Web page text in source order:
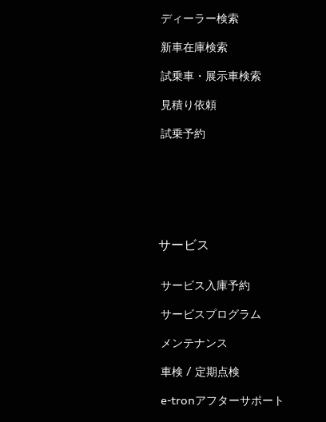
ディーラー検索
新車在庫検索
試乗車・展示車検索
見積り依頼
試乗予約
サービス
サービス入庫予約
サービスプログラム
メンテナンス
車検 / 定期点検
e-tronアフターサポート